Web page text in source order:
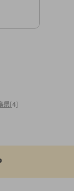
県[4]